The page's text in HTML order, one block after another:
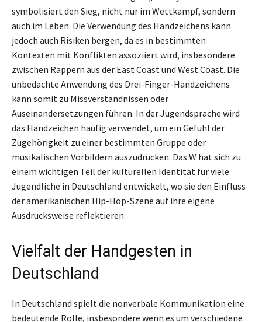
symbolisiert den Sieg, nicht nur im Wettkampf, sondern
auch im Leben. Die Verwendung des Handzeichens kann
jedoch auch Risiken bergen, da es in bestimmten
Kontexten mit Konflikten assoziiert wird, insbesondere
zwischen Rappern aus der East Coast und West Coast. Die
unbedachte Anwendung des Drei-Finger-Handzeichens
kann somit zu Missverständnissen oder
Auseinandersetzungen führen. In der Jugendsprache wird
das Handzeichen häufig verwendet, um ein Gefühl der
Zugehörigkeit zu einer bestimmten Gruppe oder
musikalischen Vorbildern auszudrücken. Das W hat sich zu
einem wichtigen Teil der kulturellen Identität für viele
Jugendliche in Deutschland entwickelt, wo sie den Einfluss
der amerikanischen Hip-Hop-Szene auf ihre eigene
Ausdrucksweise reflektieren.
Vielfalt der Handgesten in
Deutschland
In Deutschland spielt die nonverbale Kommunikation eine
bedeutende Rolle, insbesondere wenn es um verschiedene